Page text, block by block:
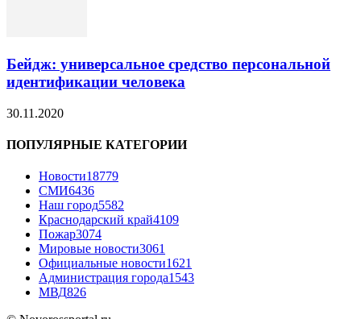
Бейдж: универсальное средство персональной
идентификации человека
30.11.2020
ПОПУЛЯРНЫЕ КАТЕГОРИИ
Новости18779
СМИ6436
Наш город5582
Краснодарский край4109
Пожар3074
Мировые новости3061
Официальные новости1621
Администрация города1543
МВД826